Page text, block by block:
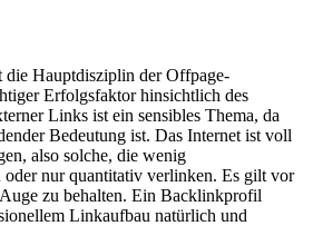
Hauptdisziplin der Offpage-
Erfolgsfaktor hinsichtlich des
Links ist ein sensibles Thema, da
Bedeutung ist. Das Internet ist voll
also solche, die wenig
oder nur quantitativ verlinken. Es gilt vor
zu behalten. Ein Backlinkprofil
Linkaufbau natürlich und